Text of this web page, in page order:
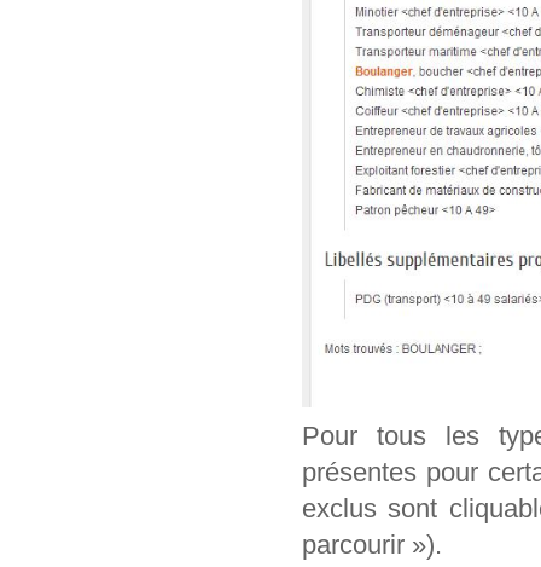
Pour tous les
présentes pour
exclus sont
parcourir »).